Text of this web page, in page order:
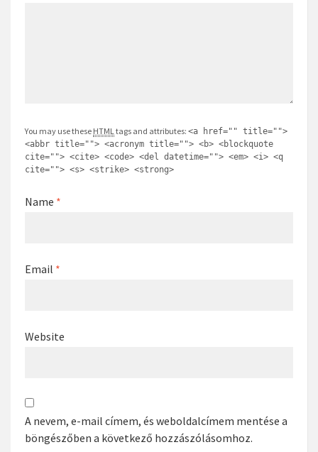
You may use these HTML tags and attributes: <a href="" title="">
<abbr title=""> <acronym title=""> <b> <blockquote
cite=""> <cite> <code> <del datetime=""> <em> <i> <q
cite=""> <s> <strike> <strong>
Name *
Email *
Website
A nevem, e-mail címem, és weboldalcímem mentése a
böngészőben a következő hozzászólásomhoz.